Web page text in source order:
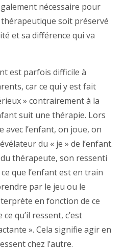
nécessaire pour
thérapeutique soit préservé
et sa différence qui va
est parfois difficile à
car ce qui y est fait
» contrairement à la
suit une thérapie. Lors
avec l’enfant, on joue, on
du « je » de l’enfant.
thérapeute, son ressenti
que l’enfant est en train
par le jeu ou le
en fonction de ce
qu’il ressent, c’est
». Cela signifie agir en
chez l’autre.